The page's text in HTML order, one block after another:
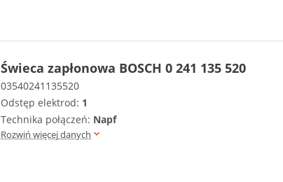
Świeca zapłonowa BOSCH 0 241 135 520
03540241135520
Odstęp elektrod: 1
Technika połączeń: Napf
Rozwiń więcej danych